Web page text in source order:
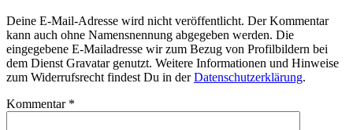
Deine E-Mail-Adresse wird nicht veröffentlicht. Der Kommentar
kann auch ohne Namensnennung abgegeben werden. Die
eingegebene E-Mailadresse wir zum Bezug von Profilbildern bei
dem Dienst Gravatar genutzt. Weitere Informationen und Hinweise
zum Widerrufsrecht findest Du in derDatenschutzerklärung.
Kommentar *